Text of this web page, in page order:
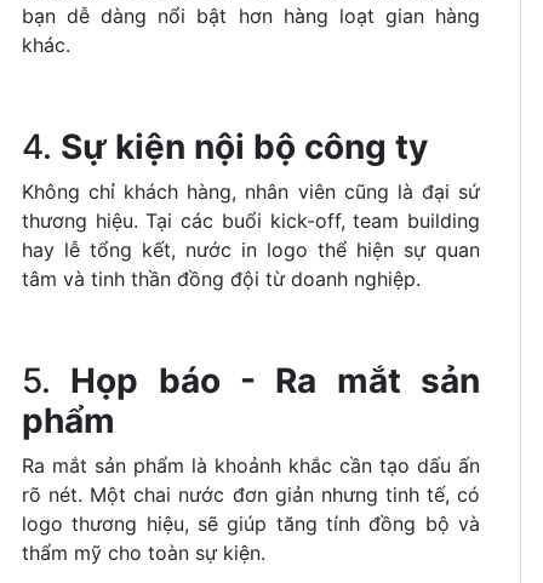
bạn dễ dàng nổi bật hơn hàng loạt gian hàng
khác.
4. Sự kiện nội bộ công ty
Không chỉ khách hàng, nhân viên cũng là đại sứ
thương hiệu. Tại các buổi kick-off, team building
hay lễ tổng kết, nước in logo thể hiện sự quan
tâm và tinh thần đồng đội từ doanh nghiệp.
5. Họp báo - Ra mắt sản
phẩm
Ra mắt sản phẩm là khoảnh khắc cần tạo dấu ấn
rõ nét. Một chai nước đơn giản nhưng tinh tế, có
logo thương hiệu, sẽ giúp tăng tính đồng bộ và
thẩm mỹ cho toàn sự kiện.